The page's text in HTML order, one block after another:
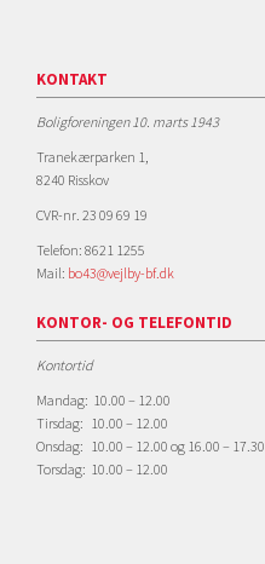
KONTAKT
Boligforeningen 10. marts 1943
Tranekærparken 1,
8240 Risskov
CVR-nr. 23 09 69 19
Telefon: 8621 1255
Mail: bo43@vejlby-bf.dk
KONTOR- OG TELEFONTID
Kontortid
Mandag: 10.00 – 12.00
Tirsdag: 10.00 – 12.00
Onsdag: 10.00 – 12.00 og 16.00 – 17.30
Torsdag: 10.00 – 12.00